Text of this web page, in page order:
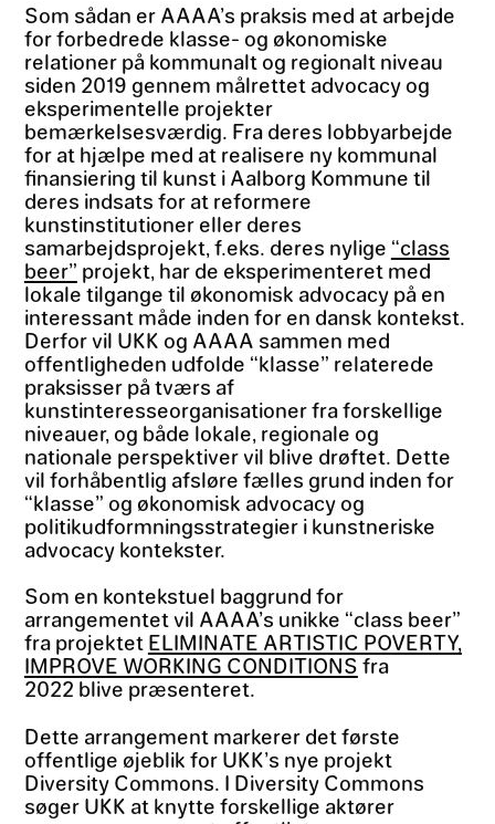
Som sådan er AAAA’s praksis med at arbejde
for forbedrede klasse- og økonomiske
relationer på kommunalt og regionalt niveau
siden 2019 gennem målrettet advocacy og
eksperimentelle projekter
bemærkelsesværdig. Fra deres lobbyarbejde
for at hjælpe med at realisere ny kommunal
finansiering til kunst i Aalborg Kommune til
deres indsats for at reformere
kunstinstitutioner eller deres
samarbejdsprojekt, f.eks. deres nylige “class
beer” projekt, har de eksperimenteret med
lokale tilgange til økonomisk advocacy på en
interessant måde inden for en dansk kontekst.
Derfor vil UKK og AAAA sammen med
offentligheden udfolde “klasse” relaterede
praksisser på tværs af
kunstinteresseorganisationer fra forskellige
niveauer, og både lokale, regionale og
nationale perspektiver vil blive drøftet. Dette
vil forhåbentlig afsløre fælles grund inden for
“klasse” og økonomisk advocacy og
politikudformningsstrategier i kunstneriske
advocacy kontekster.
Som en kontekstuel baggrund for
arrangementet vil AAAA’s unikke “class beer”
fra projektet ELIMINATE ARTISTIC POVERTY,
IMPROVE WORKING CONDITIONS fra
2022 blive præsenteret.
Dette arrangement markerer det første
offentlige øjeblik for UKK’s nye projekt
Diversity Commons. I Diversity Commons
søger UKK at knytte forskellige aktører